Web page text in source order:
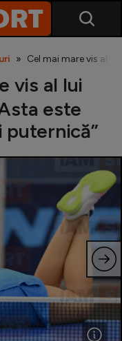
Cel mai mare vis al
vis al lui
este
puternică”